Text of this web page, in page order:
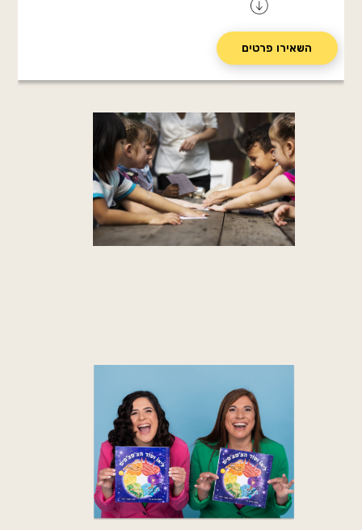
השאירו פרטים